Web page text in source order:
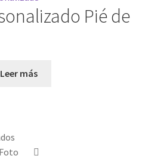
Pié de
Leer más